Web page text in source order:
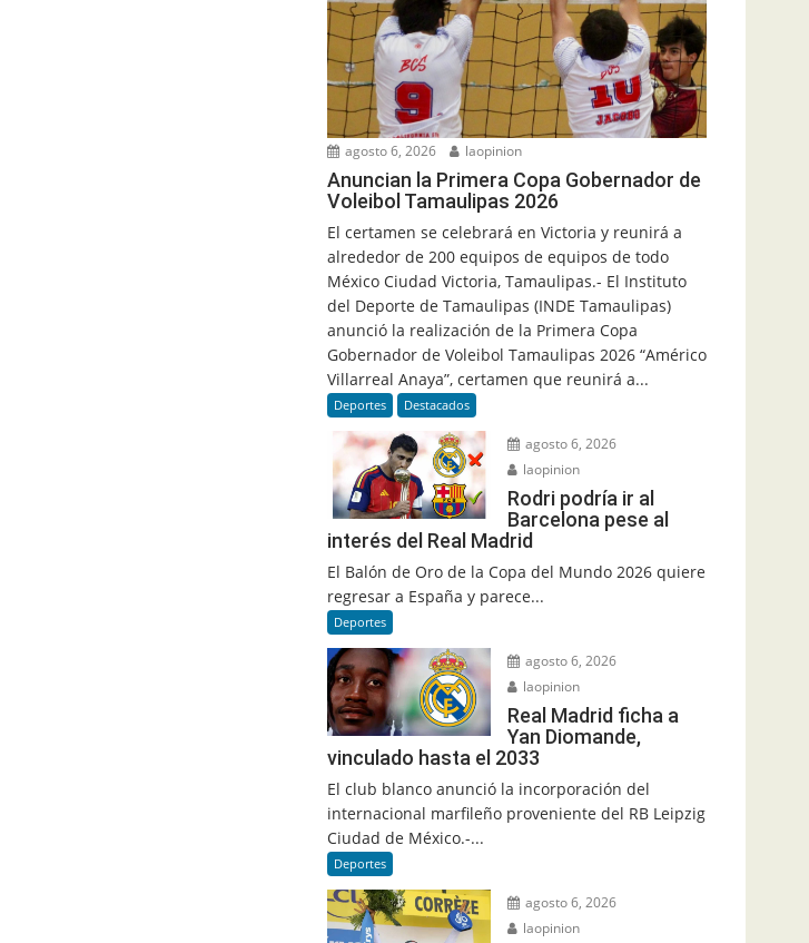
agosto 6, 2026 laopinion
Anuncian la Primera Copa Gobernador de
Voleibol Tamaulipas 2026
El certamen se celebrará en Victoria y reunirá a
alrededor de 200 equipos de equipos de todo
México Ciudad Victoria, Tamaulipas.- El Instituto
del Deporte de Tamaulipas (INDE Tamaulipas)
anunció la realización de la Primera Copa
Gobernador de Voleibol Tamaulipas 2026 “Américo
Villarreal Anaya”, certamen que reunirá a...
Deportes Destacados
agosto 6, 2026
laopinion
Rodri podría ir al
Barcelona pese al
interés del Real Madrid
El Balón de Oro de la Copa del Mundo 2026 quiere
regresar a España y parece...
Deportes
agosto 6, 2026
laopinion
Real Madrid ficha a
Yan Diomande,
vinculado hasta el 2033
El club blanco anunció la incorporación del
internacional marfileño proveniente del RB Leipzig
Ciudad de México.-...
Deportes
agosto 6, 2026
laopinion